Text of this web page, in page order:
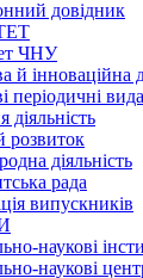
довідник
ЧНУ
й інноваційна
періодичні
діяльність
розвиток
діяльність
рада
випускників
наукові
наукові